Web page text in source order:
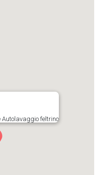
Autolavaggio feltrino